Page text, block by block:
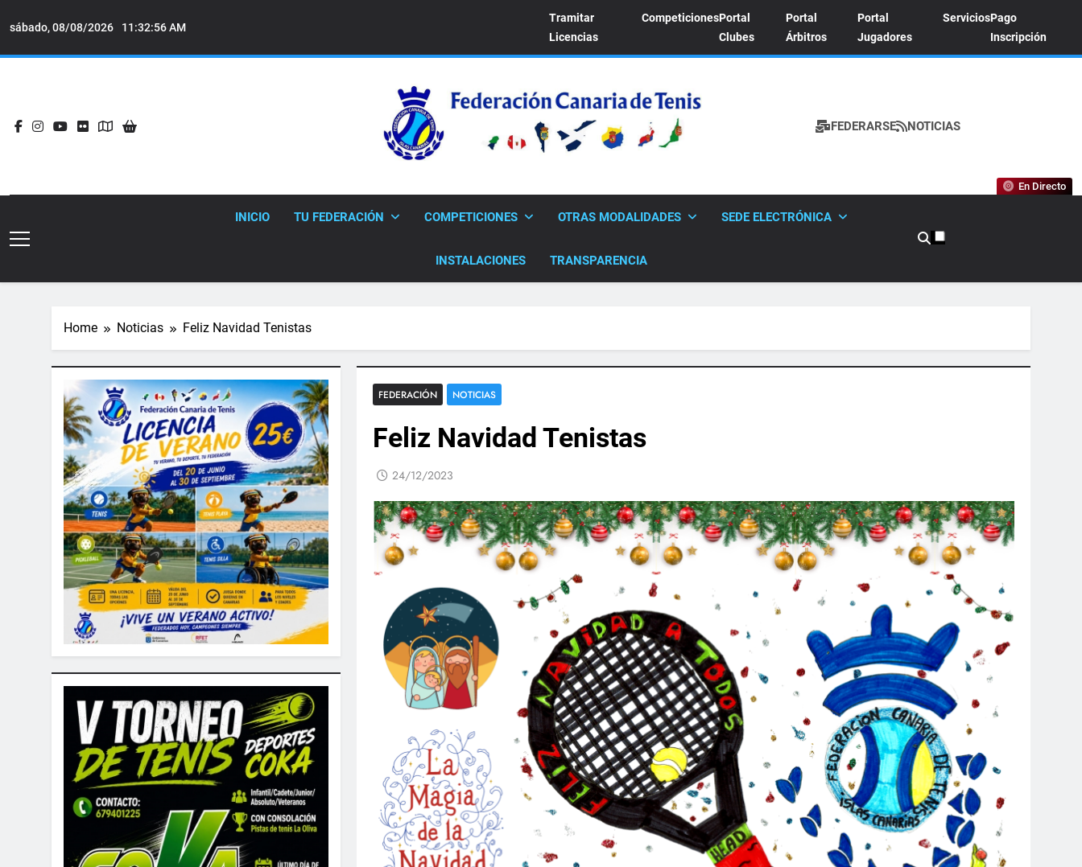
tosábado, 08/08/2026 11:32:57 AM
Tramitar
Licencias
CompeticionesPortal
Clubes
Portal
Árbitros
Portal
Jugadores
ServiciosPago
Inscripción
FEDERACION CANARIA DE TENIS
FEDERARSE NOTICIAS
En Directo
INICIO TU FEDERACIÓN COMPETICIONES OTRAS MODALIDADES SEDE ELECTRÓNICA
INSTALACIONES TRANSPARENCIA
Home Noticias Feliz Navidad Tenistas
FEDERACIÓN NOTICIAS
Feliz Navidad Tenistas
24/12/2023